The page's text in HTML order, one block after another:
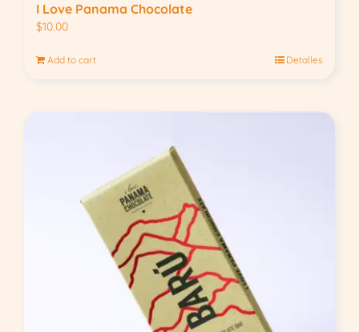
I Love Panama Chocolate
$10.00
Add to cart Detalles